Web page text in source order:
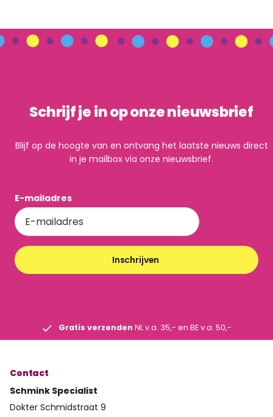
Schrijf je in op onze nieuwsbrief
Blijf op de hoogte van en ontvang het laatste nieuws direct
in je mailbox via onze nieuwsbrief.
E-mailadres
Inschrijven
Gratis verzenden NL v.a. 35,- en BE v.a. 50,-
Contact
Schmink Specialist
Dokter Schmidstraat 9